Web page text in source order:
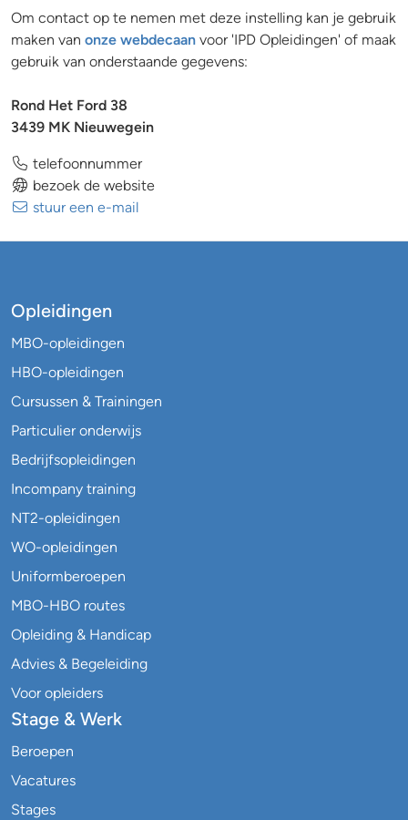
Om contact op te nemen met deze instelling kan je gebruik
maken van onze webdecaan voor 'IPD Opleidingen' of maak
gebruik van onderstaande gegevens:
Rond Het Ford 38
3439 MK Nieuwegein
telefoonnummer
bezoek de website
stuur een e-mail
Opleidingen
MBO-opleidingen
HBO-opleidingen
Cursussen & Trainingen
Particulier onderwijs
Bedrijfsopleidingen
Incompany training
NT2-opleidingen
WO-opleidingen
Uniformberoepen
MBO-HBO routes
Opleiding & Handicap
Advies & Begeleiding
Voor opleiders
Stage & Werk
Beroepen
Vacatures
Stages